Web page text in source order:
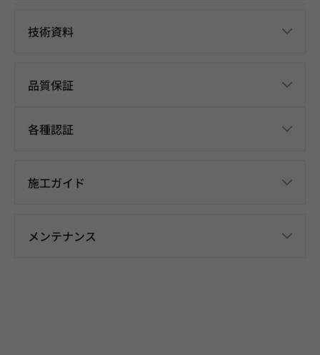
技術資料
品質保証
各種認証
施工ガイド
メンテナンス